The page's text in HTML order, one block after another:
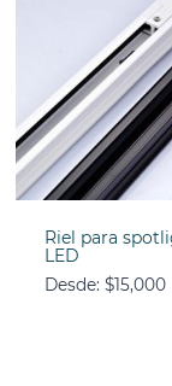
Riel para
LED
Desde: $15,000